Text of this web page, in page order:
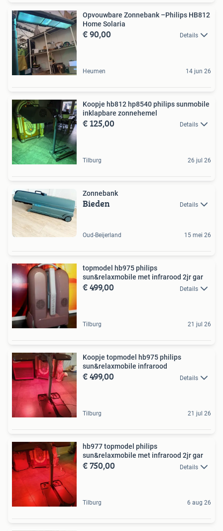
Opvouwbare Zonnebank –Philips HB812
Home Solaria
€ 90,00 Details
Heumen 14 jun 26
Koopje hb812 hp8540 philips sunmobile
inklapbare zonnehemel
€ 125,00 Details
Tilburg 26 jul 26
Zonnebank
Bieden Details
Oud-Beijerland 15 mei 26
topmodel hb975 philips
sun&relaxmobile met infrarood 2jr gar
€ 499,00 Details
Tilburg 21 jul 26
Koopje topmodel hb975 philips
sun&relaxmobile infrarood
€ 499,00 Details
Tilburg 21 jul 26
hb977 topmodel philips
sun&relaxmobile met infrarood 2jr gar
€ 750,00 Details
Tilburg 6 aug 26